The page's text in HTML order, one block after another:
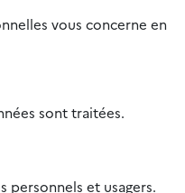
vous concerne en
sont traitées.
personnels et usagers.